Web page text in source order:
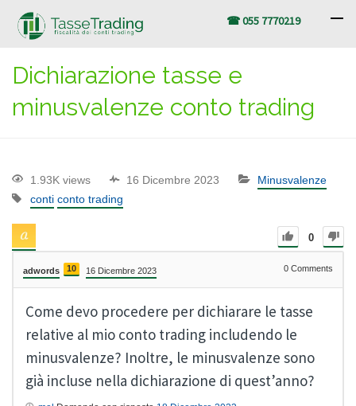
☎ 055 7770219
Dichiarazione tasse e
minusvalenze conto trading
1.93K views 16 Dicembre 2023
Minusvalenze
conti conto trading
0
adwords 10 16 Dicembre 2023 0 Comments
Come devo procedere per dichiarare le tasse
relative al mio conto trading includendo le
minusvalenze? Inoltre, le minusvalenze sono
già incluse nella dichiarazione di quest’anno?